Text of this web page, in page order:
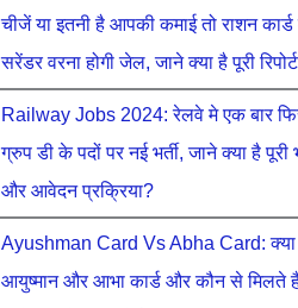
चीजें या इतनी है आपकी कमाई तो राशन
सरेंडर वरना होगी जेल, जाने क्या है पूरी
Railway Jobs 2024: रेलवे मे एक बार
ग्रुप डी के पदों पर नई भर्ती, जाने क्या है पूरी
और आवेदन प्रक्रिया?
Ayushman Card Vs Abha Card: क्या
आयुष्मान और आभा कार्ड और कौन से मिलते